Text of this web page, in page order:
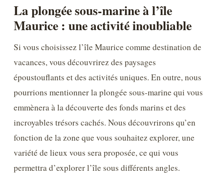
La plongée sous-marine à l’île
Maurice : une activité inoubliable
Si vous choisissez l’île Maurice comme destination de
vacances, vous découvrirez des paysages
époustouflants et des activités uniques. En outre, nous
pourrions mentionner la plongée sous-marine qui vous
emmènera à la découverte des fonds marins et des
incroyables trésors cachés. Nous découvrirons qu’en
fonction de la zone que vous souhaitez explorer, une
variété de lieux vous sera proposée, ce qui vous
permettra d’explorer l’île sous différents angles.